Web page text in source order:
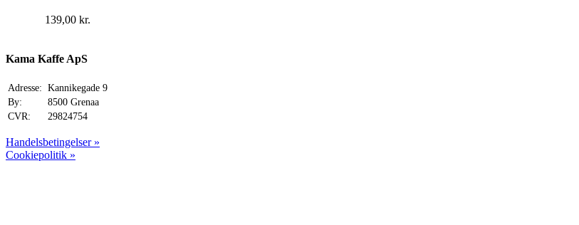
139,00 kr.
Kama Kaffe ApS
Adresse: Kannikegade 9
By:
8500 Grenaa
CVR:
29824754
Handelsbetingelser »
Cookiepolitik »